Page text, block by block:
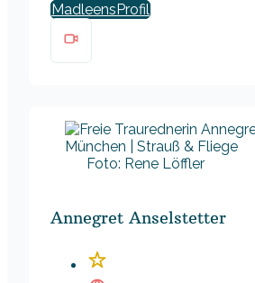
Madleens
Foto: Rene Löffler
Annegret Anselstetter